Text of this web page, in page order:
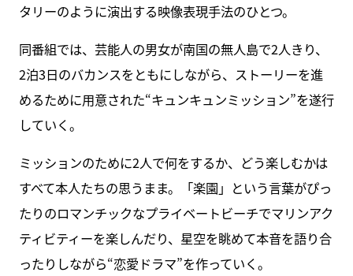
タリーのように演出する映像表現手法のひとつ。
同番組では、芸能人の男女が南国の無人島で2人きり、
2泊3日のバカンスをともにしながら、ストーリーを進
めるために用意された“キュンキュンミッション”を遂行
していく。
ミッションのために2人で何をするか、どう楽しむかは
すべて本人たちの思うまま。「楽園」という言葉がぴっ
たりのロマンチックなプライベートビーチでマリンアク
ティビティーを楽しんだり、星空を眺めて本音を語り合
ったりしながら“恋愛ドラマ”を作っていく。